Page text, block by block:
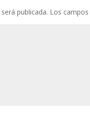
publicada. Los